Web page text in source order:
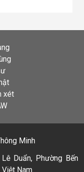
xét
Minh
Duẩn, Phường Bến
Việt Nam